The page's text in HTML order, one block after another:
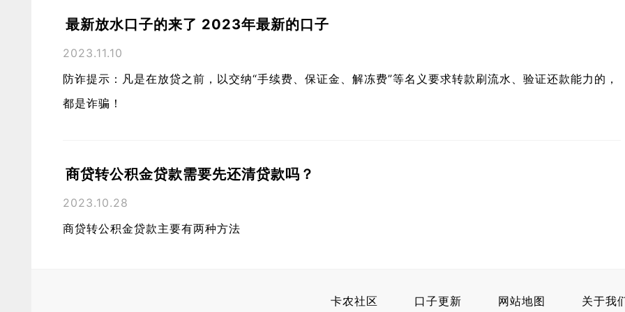
最新放水口子的来了 2023年最新的口子
2023.11.10
防诈提示：凡是在放贷之前，以交纳“手续费、保证金、解冻费”等名义要求转款刷流水、验证还款能力的，
都是诈骗！
商贷转公积金贷款需要先还清贷款吗？
2023.10.28
商贷转公积金贷款主要有两种方法
关于我
网站地图
口子更新
卡农社区